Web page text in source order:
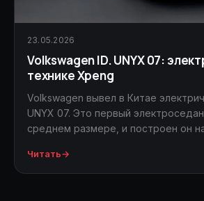
23.05.2026
Volkswagen ID. UNYX 07:
технике Xpeng
Volkswagen вывел в Китае
UNYX 07. Это первый
среднем размере, и построен он
Читать→